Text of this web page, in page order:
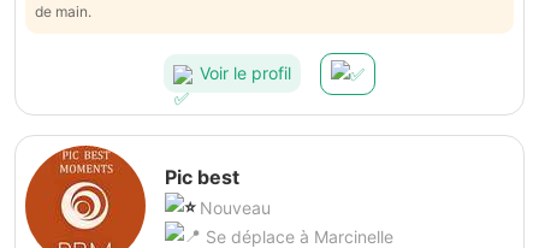
de main.
Voir le profil
Pic best
Nouveau
Se déplace à Marcinelle